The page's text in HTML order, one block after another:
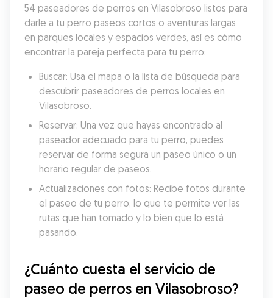
54 paseadores de perros en Vilasobroso listos para
darle a tu perro paseos cortos o aventuras largas
en parques locales y espacios verdes, así es cómo
encontrar la pareja perfecta para tu perro:
Buscar: Usa el mapa o la lista de búsqueda para
descubrir paseadores de perros locales en
Vilasobroso.
Reservar: Una vez que hayas encontrado al
paseador adecuado para tu perro, puedes
reservar de forma segura un paseo único o un
horario regular de paseos.
Actualizaciones con fotos: Recibe fotos durante
el paseo de tu perro, lo que te permite ver las
rutas que han tomado y lo bien que lo está
pasando.
¿Cuánto cuesta el servicio de
paseo de perros en Vilasobroso?